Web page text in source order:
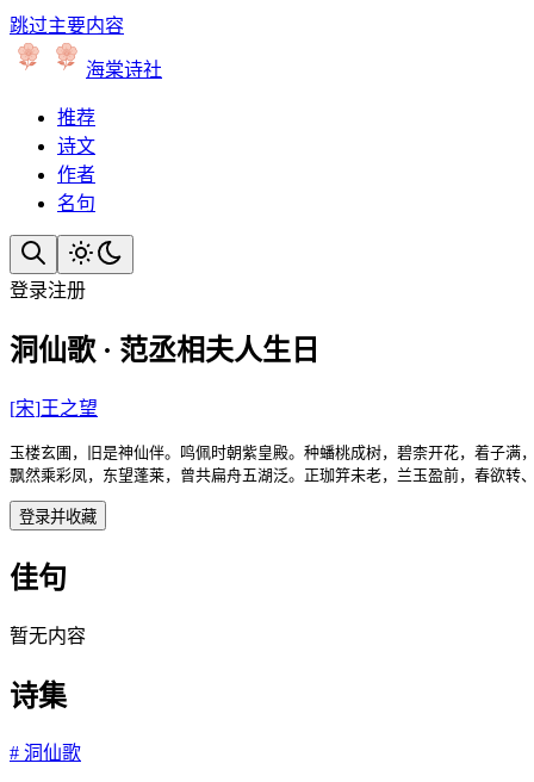
跳过主要内容
海棠诗社
推荐
诗文
作者
名句
登录注册
洞仙歌 · 范丞相夫人生日
[宋]王之望
玉楼玄圃，旧是神仙伴。鸣佩时朝紫皇殿。种蟠桃成树，碧柰开花，着子满
飘然乘彩凤，东望蓬莱，曾共扁舟五湖泛。正珈笄未老，兰玉盈前，春欲
登录并收藏
佳句
暂无内容
诗集
# 洞仙歌